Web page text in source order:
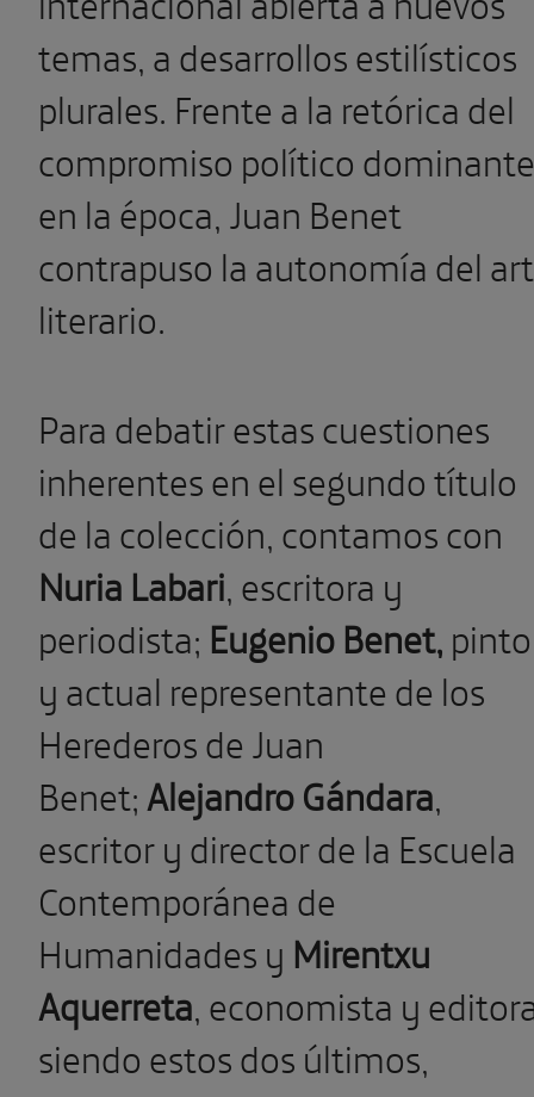
temas, a desarrollos estilísticos
plurales. Frente a la retórica del
compromiso político dominante
en la época, Juan Benet
contrapuso la autonomía del
literario.
Para debatir estas cuestiones
inherentes en el segundo título
de la colección, contamos con
Nuria Labari, escritora y
periodista; Eugenio Benet,
y actual representante de los
Herederos de Juan
Benet;Alejandro Gándara,
escritor y director de la Escuela
Contemporánea de
Humanidades y Mirentxu
Aquerreta, economista y
siendo estos dos últimos,